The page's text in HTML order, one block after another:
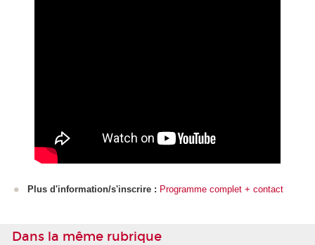
Plus d'information/s'inscrire : Programme complet + contact
Dans la même rubrique